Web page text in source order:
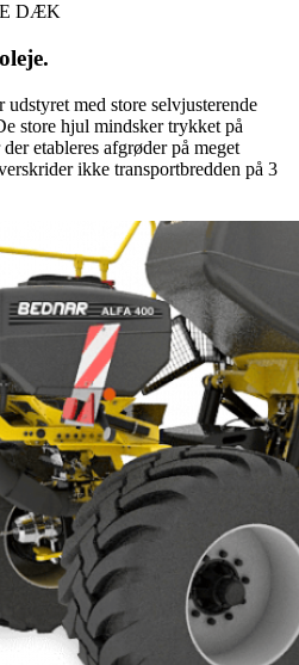
DÆK
med store selvjusterende
store hjul mindsker trykket på
etableres afgrøder på meget
ikke transportbredden på 3